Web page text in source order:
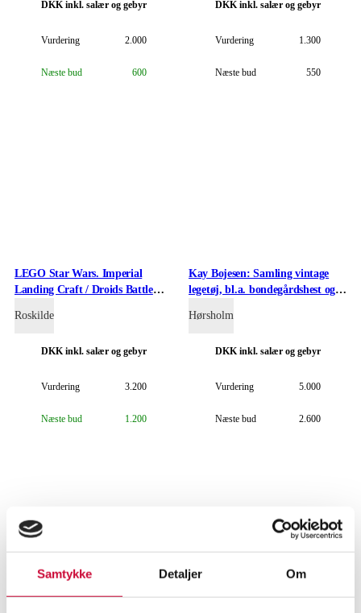
Samtykke Detaljer Om
DKK inkl. salær og gebyr
Vurdering 2.000
Næste bud 600
DKK inkl. salær og gebyr
Vurdering 1.300
Næste bud 550
LEGO Star Wars. Imperial
Landing Craft / Droids Battle
æsker. (3)
Roskilde
DKK inkl. salær og gebyr
Vurdering 3.200
Næste bud 1.200
Kay Bojesen: Samling vintage
legetøj, bl.a. bondegårdshest og
Hørsholm
DKK inkl. salær og gebyr
Vurdering 5.000
Næste bud 2.600